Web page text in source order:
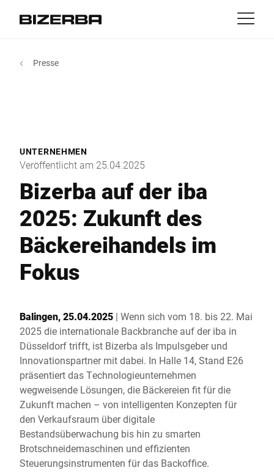
Experience
Service
Unternehmen
MyBizerba
Asien
Australien
Afrika
Globale Website
Presse
UNTERNEHMEN
Veröffentlicht am 25.04.2025
Bizerba auf der iba
2025: Zukunft des
Bäckereihandels im
Fokus
Balingen, 25.04.2025 | Wenn sich vom 18. bis 22. Mai
2025 die internationale Backbranche auf der iba in
Düsseldorf trifft, ist Bizerba als Impulsgeber und
Innovationspartner mit dabei. In Halle 14, Stand E26
präsentiert das Technologieunternehmen
wegweisende Lösungen, die Bäckereien fit für die
Zukunft machen – von intelligenten Konzepten für
den Verkaufsraum über digitale
Bestandsüberwachung bis hin zu smarten
Brotschneidemaschinen und effizienten
Steuerungsinstrumenten für das Backoffice.